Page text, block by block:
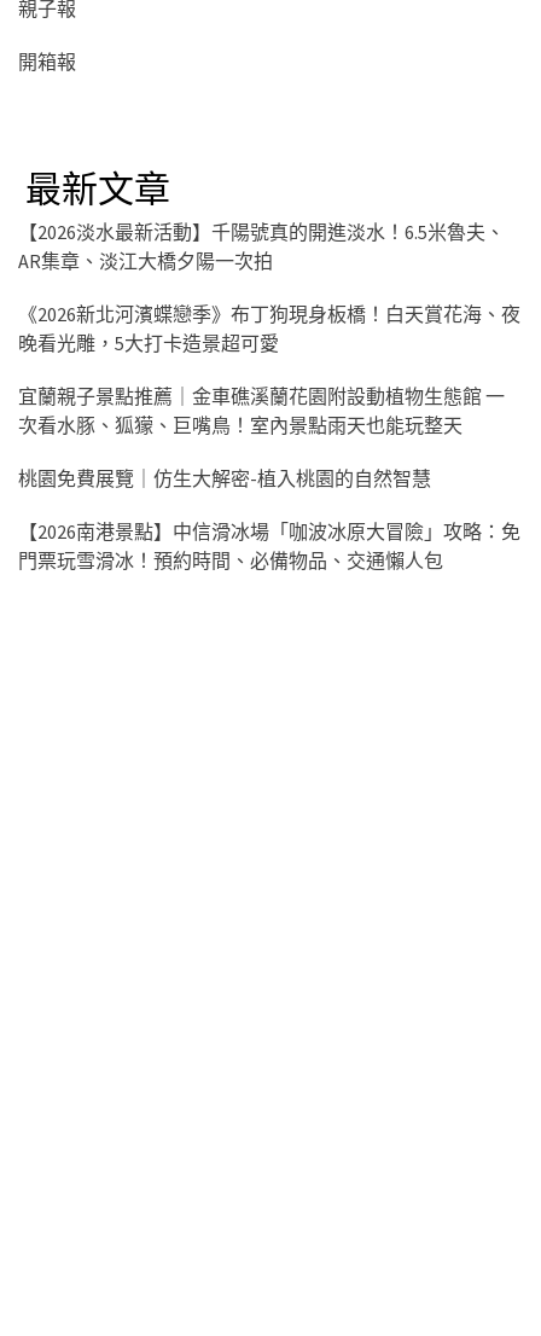
親子報
開箱報
最新文章
【2026淡水最新活動】千陽號真的開進淡水！6.5米魯夫、
AR集章、淡江大橋夕陽一次拍
《2026新北河濱蝶戀季》布丁狗現身板橋！白天賞花海、夜
晚看光雕，5大打卡造景超可愛
宜蘭親子景點推薦｜金車礁溪蘭花園附設動植物生態館 一
次看水豚、狐獴、巨嘴鳥！室內景點雨天也能玩整天
桃園免費展覽｜仿生大解密-植入桃園的自然智慧
【2026南港景點】中信滑冰場「咖波冰原大冒險」攻略：免
門票玩雪滑冰！預約時間、必備物品、交通懶人包